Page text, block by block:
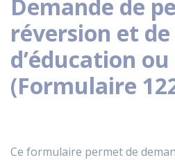
Demande de
réversion et
d’éducation
(Formulaire
Ce formulaire permet de